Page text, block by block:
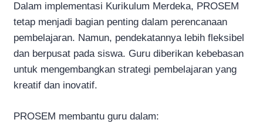
Dalam implementasi Kurikulum Merdeka, PROSEM
tetap menjadi bagian penting dalam perencanaan
pembelajaran. Namun, pendekatannya lebih fleksibel
dan berpusat pada siswa. Guru diberikan kebebasan
untuk mengembangkan strategi pembelajaran yang
kreatif dan inovatif.
PROSEM membantu guru dalam: